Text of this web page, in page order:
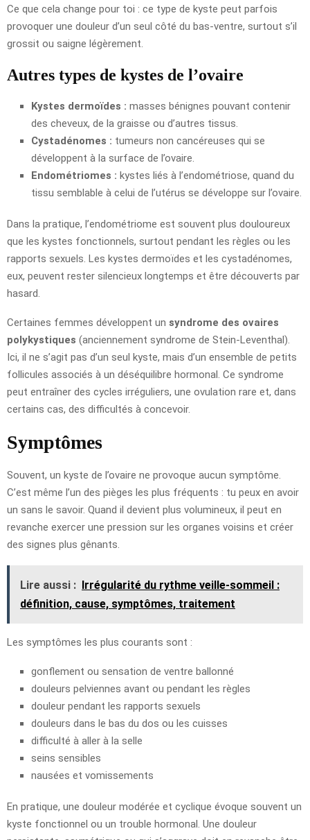
Ce que cela change pour toi : ce type de kyste peut parfois
provoquer une douleur d’un seul côté du bas-ventre, surtout s’il
grossit ou saigne légèrement.
Autres types de kystes de l’ovaire
Kystes dermoïdes : masses bénignes pouvant contenir
des cheveux, de la graisse ou d’autres tissus.
Cystadénomes : tumeurs non cancéreuses qui se
développent à la surface de l’ovaire.
Endométriomes : kystes liés à l’endométriose, quand du
tissu semblable à celui de l’utérus se développe sur l’ovaire.
Dans la pratique, l’endométriome est souvent plus douloureux
que les kystes fonctionnels, surtout pendant les règles ou les
rapports sexuels. Les kystes dermoïdes et les cystadénomes,
eux, peuvent rester silencieux longtemps et être découverts par
hasard.
Certaines femmes développent un syndrome des ovaires
polykystiques (anciennement syndrome de Stein-Leventhal).
Ici, il ne s’agit pas d’un seul kyste, mais d’un ensemble de petits
follicules associés à un déséquilibre hormonal. Ce syndrome
peut entraîner des cycles irréguliers, une ovulation rare et, dans
certains cas, des difficultés à concevoir.
Symptômes
Souvent, un kyste de l’ovaire ne provoque aucun symptôme.
C’est même l’un des pièges les plus fréquents : tu peux en avoir
un sans le savoir. Quand il devient plus volumineux, il peut en
revanche exercer une pression sur les organes voisins et créer
des signes plus gênants.
Lire aussi : Irrégularité du rythme veille-sommeil :
définition, cause, symptômes, traitement
Les symptômes les plus courants sont :
gonflement ou sensation de ventre ballonné
douleurs pelviennes avant ou pendant les règles
douleur pendant les rapports sexuels
douleurs dans le bas du dos ou les cuisses
difficulté à aller à la selle
seins sensibles
nausées et vomissements
En pratique, une douleur modérée et cyclique évoque souvent un
kyste fonctionnel ou un trouble hormonal. Une douleur